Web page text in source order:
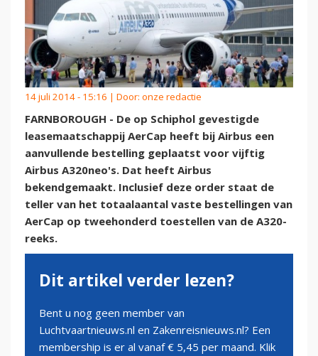
14 juli 2014 - 15:16 | Door: onze redactie
FARNBOROUGH - De op Schiphol gevestigde
leasemaatschappij AerCap heeft bij Airbus een
aanvullende bestelling geplaatst voor vijftig
Airbus A320neo's. Dat heeft Airbus
bekendgemaakt. Inclusief deze order staat de
teller van het totaalaantal vaste bestellingen van
AerCap op tweehonderd toestellen van de A320-
reeks.
Dit artikel verder lezen?
Bent u nog geen member van
Luchtvaartnieuws.nl en Zakenreisnieuws.nl? Een
membership is er al vanaf € 5,45 per maand. Klik